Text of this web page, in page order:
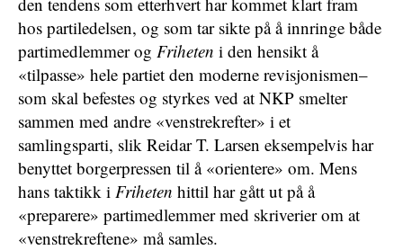
hos partiledelsen, og som tar sikte på å innringe både
partimedlemmer og Friheten i den hensikt å
«tilpasse» hele partiet den moderne revisjonismen–
som skal befestes og styrkes ved at NKP smelter
sammen med andre «venstrekrefter» i et
samlingsparti, slik Reidar T. Larsen eksempelvis har
benyttet borgerpressen til å «orientere» om. Mens
hans taktikk i Friheten hittil har gått ut på å
«preparere» partimedlemmer med skriverier om at
«venstrekreftene» må samles.